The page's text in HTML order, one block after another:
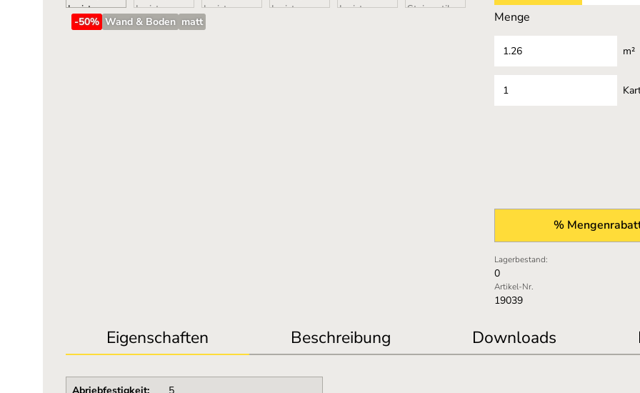
-50% Wand & Boden matt Menge
m²
%
Lagerbestand:
0
Artikel-Nr.
19039
Eigenschaften Beschreibung Downloads